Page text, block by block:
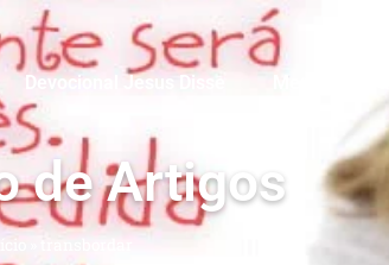
Devocional Jesus Disse Mensagens
de Artigos